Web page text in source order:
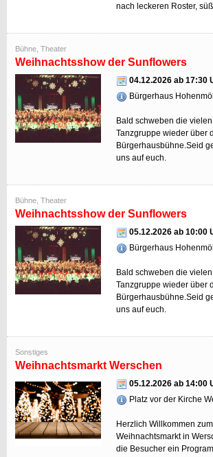
nach leckeren Roster,
Bühne, Theater
Weihnachtsshow der Sunflowers
04.12.2026 ab 17:30
Bürgerhaus
Bald schweben die
Tanzgruppe wieder über
Bürgerhausbühne.Seid
uns auf euch.
Bühne, Theater
Weihnachtsshow der Sunflowers
05.12.2026 ab 10:00
Bürgerhaus
Bald schweben die
Tanzgruppe wieder über
Bürgerhausbühne.Seid
uns auf euch.
Sonstiges
Weihnachtsmarkt Werschen
05.12.2026 ab 14:00
Platz vor der Kirche
Herzlich Willkommen
Weihnachtsmarkt in
die Besucher ein